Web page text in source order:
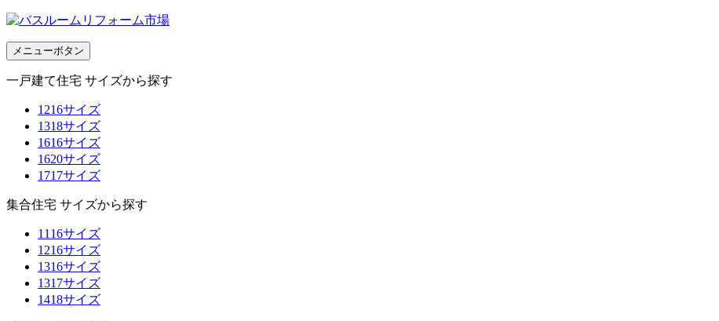
メニューボタン
一戸建て住宅 サイズから探す
1216サイズ
1318サイズ
1616サイズ
1620サイズ
1717サイズ
集合住宅 サイズから探す
1116サイズ
1216サイズ
1316サイズ
1317サイズ
1418サイズ